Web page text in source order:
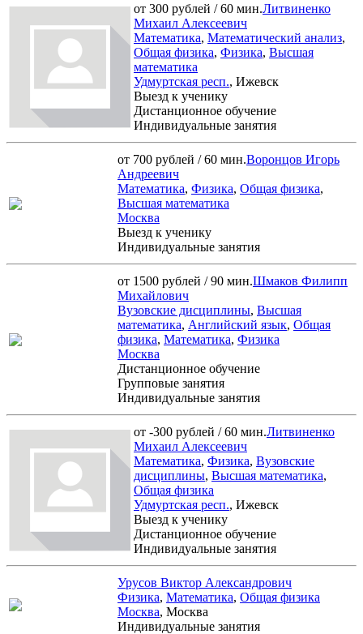
от 300 рублей / 60 мин.Литвиненко
Михаил Алексеевич
Математика, Математический анализ,
Общая физика, Физика, Высшая
математика
Удмуртская респ., Ижевск
Выезд к ученику
Дистанционное обучение
Индивидуальные занятия
от 700 рублей / 60 мин.Воронцов Игорь
Андреевич
Математика, Физика, Общая физика,
Высшая математика
Москва
Выезд к ученику
Индивидуальные занятия
от 1500 рублей / 90 мин.Шмаков Филипп
Михайлович
Вузовские дисциплины, Высшая
математика, Английский язык, Общая
физика, Математика, Физика
Москва
Дистанционное обучение
Групповые занятия
Индивидуальные занятия
от -300 рублей / 60 мин.Литвиненко
Михаил Алексеевич
Математика, Физика, Вузовские
дисциплины, Высшая математика,
Общая физика
Удмуртская респ., Ижевск
Выезд к ученику
Дистанционное обучение
Индивидуальные занятия
Урусов Виктор Александрович
Физика, Математика, Общая физика
Москва, Москва
Индивидуальные занятия